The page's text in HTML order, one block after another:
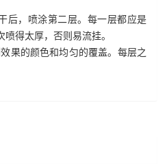
后，喷涂第二层。每一层都应是
得太厚，否则易流挂。
果的颜色和均匀的覆盖。每层之